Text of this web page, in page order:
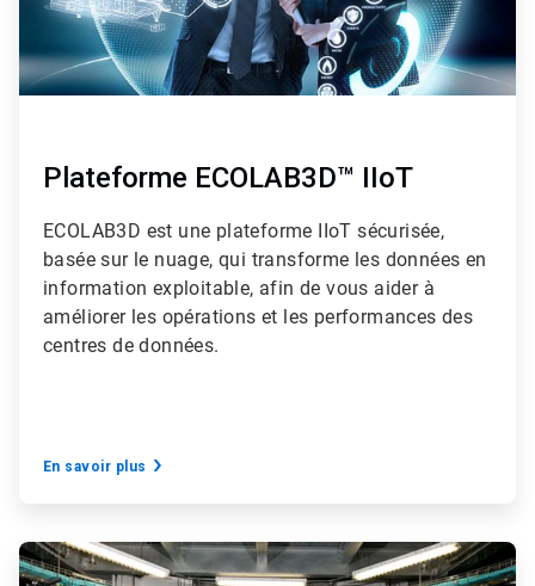
Plateforme ECOLAB3D™ IIoT
ECOLAB3D est une plateforme IIoT sécurisée,
basée sur le nuage, qui transforme les données en
information exploitable, afin de vous aider à
améliorer les opérations et les performances des
centres de données.
En savoir plus
ArticleTile
3